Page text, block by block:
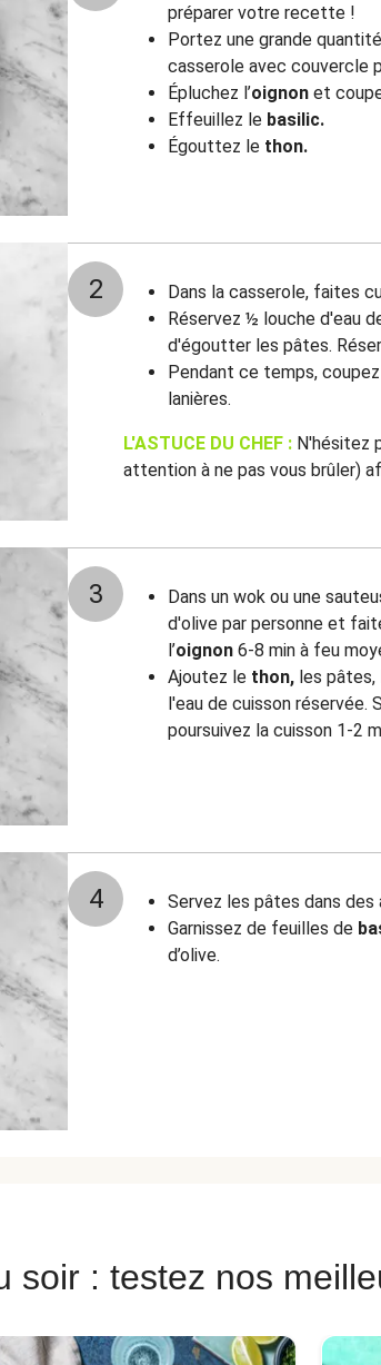
préparer votre recette !
Portez une grande
casserole avec couvercle
Épluchez l’oignon et
Effeuillez le basilic.
Égouttez le thon.
2
Dans la casserole, faites
Réservez ½ louche d'eau
d'égoutter les pâtes.
Pendant ce temps,
lanières.
L'ASTUCE DU CHEF : N'hésitez
attention à ne pas vous brûler)
3
Dans un wok ou une
d'olive par personne et
l’oignon 6-8 min à feu
Ajoutez le thon, les pâtes,
l'eau de cuisson
poursuivez la cuisson 1-2
4
Servez les pâtes dans
Garnissez de feuilles de
d’olive.
soir : testez nos